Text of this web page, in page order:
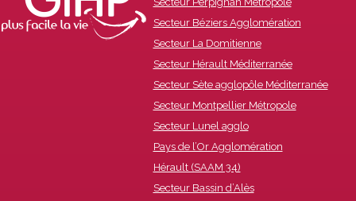
Content
Secteur Béziers Agglomération
Secteur La Domitienne
Secteur Hérault Méditerranée
Secteur Sète agglopôle Méditerranée
Secteur Montpellier Métropole
Secteur Lunel agglo
Pays de l’Or Agglomération
Hérault (SAAM 34)
Secteur Bassin d’Alès